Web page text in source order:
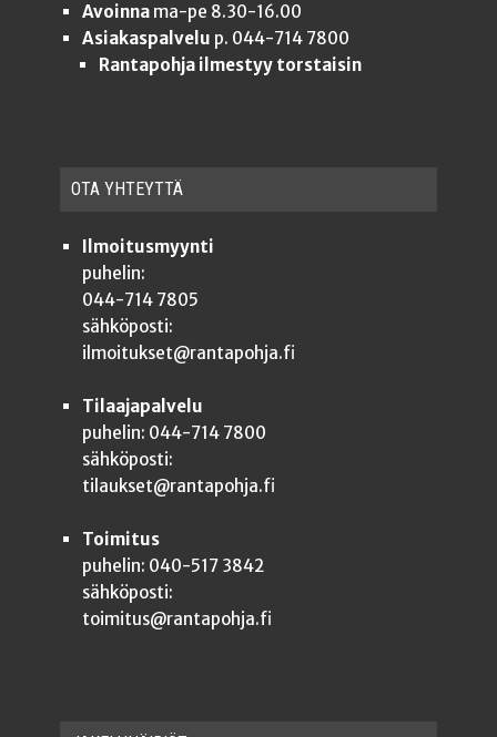
Avoinnama-pe 8.30-16.00
Asiakaspalvelu p. 044-714 7800
Rantapohja ilmestyy torstaisin
OTA YHTEYT­TÄ
Ilmoitusmyynti
puhelin:
044-714 7805
sähköposti:
ilmoitukset@rantapohja.fi
Tilaajapalvelu
puhelin: 044-714 7800
sähköposti:
tilaukset@rantapohja.fi
Toimitus
puhelin: 040-517 3842
sähköposti:
toimitus@rantapohja.fi